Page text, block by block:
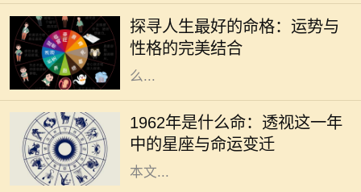
探寻人生最好的命格：运势与
性格的完美结合
常被视为命运的关键。一个良好的命
格能够为我们带来顺遂的机遇、丰盈
的财运和良好的社会关系，但究竟什
么...
1962年是什么命：透视这一年
中的星座与命运变迁
1962年，对于许多人而言，是一个精
彩纷呈的年份。年头的寒风乍起，带
来了新的希望和挑战。在这个年份
中，许多星座将迎来命运的转折点。
本文...
在中国的命理学中，五行相生相克的